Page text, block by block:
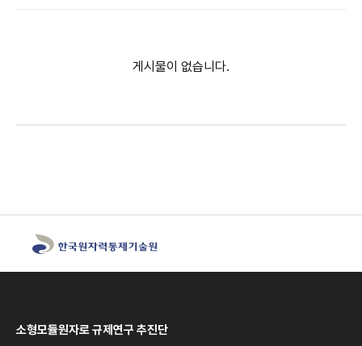
게시물이 없습니다.
소형모듈원자로 규제연구 추진단